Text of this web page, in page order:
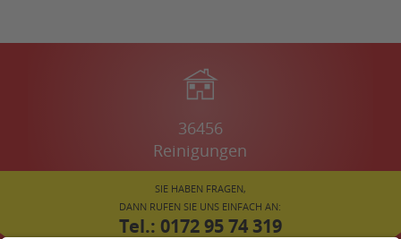
36456
Reinigungen
SIE HABEN FRAGEN,
DANN RUFEN SIE UNS EINFACH AN:
Tel.: 0172 95 74 319